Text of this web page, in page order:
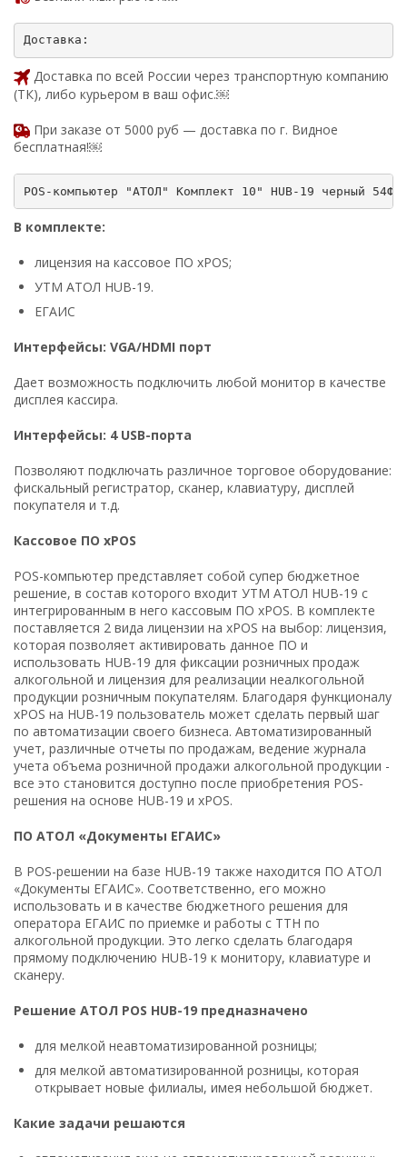
Доставка по всей России через транспортную компанию
(ТК), либо курьером в ваш офис.￼
При заказе от 5000 руб — доставка по г. Видное
бесплатная!￼
В комплекте:
лицензия на кассовое ПО xPOS;
УТМ АТОЛ HUB-19.
ЕГАИС
Интерфейсы: VGA/HDMI порт
Дает возможность подключить любой монитор в качестве
дисплея кассира.
Интерфейсы: 4 USB-порта
Позволяют подключать различное торговое оборудование:
фискальный регистратор, сканер, клавиатуру, дисплей
покупателя и т.д.
Кассовое ПО xPOS
POS-компьютер представляет собой супер бюджетное
решение, в состав которого входит УТМ АТОЛ HUB-19 с
интегрированным в него кассовым ПО xPOS. В комплекте
поставляется 2 вида лицензии на xPOS на выбор: лицензия,
которая позволяет активировать данное ПО и
использовать HUB-19 для фиксации розничных продаж
алкогольной и лицензия для реализации неалкогольной
продукции розничным покупателям. Благодаря функционалу
xPOS на HUB-19 пользователь может сделать первый шаг
по автоматизации своего бизнеса. Автоматизированный
учет, различные отчеты по продажам, ведение журнала
учета объема розничной продажи алкогольной продукции -
все это становится доступно после приобретения POS-
решения на основе HUB-19 и xPOS.
ПО АТОЛ «Документы ЕГАИС»
В POS-решении на базе HUB-19 также находится ПО АТОЛ
«Документы ЕГАИС». Соответственно, его можно
использовать и в качестве бюджетного решения для
оператора ЕГАИС по приемке и работы с ТТН по
алкогольной продукции. Это легко сделать благодаря
прямому подключению HUB-19 к монитору, клавиатуре и
сканеру.
Решение АТОЛ POS HUB-19 предназначено
для мелкой неавтоматизированной розницы;
для мелкой автоматизированной розницы, которая
открывает новые филиалы, имея небольшой бюджет.
Какие задачи решаются